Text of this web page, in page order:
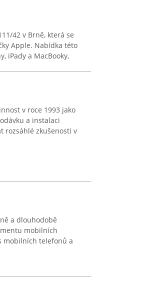
42 v Brně, která se
Apple. Nabídka této
iPady a MacBooky,
v roce 1993 jako
a instalaci
rozsáhlé zkušenosti v
a dlouhodobě
mobilních
mobilních telefonů a